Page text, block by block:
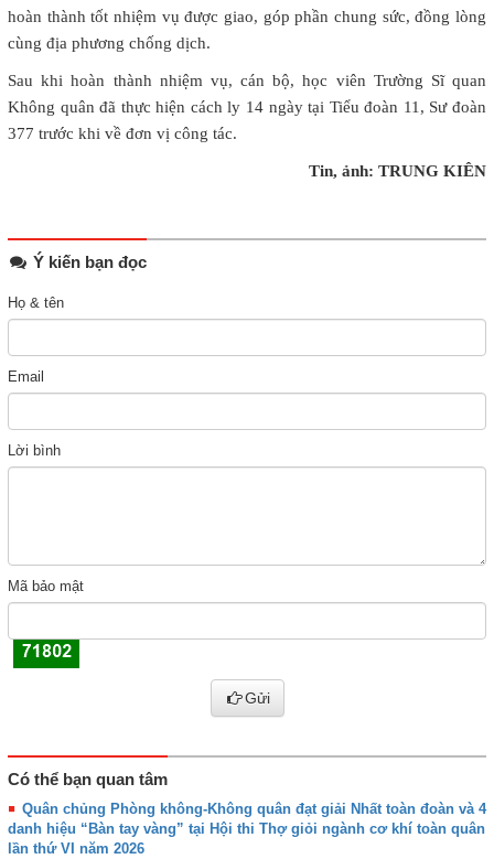
hoàn thành tốt nhiệm vụ được giao, góp phần chung sức, đồng lòng
cùng địa phương chống dịch.
Sau khi hoàn thành nhiệm vụ, cán bộ, học viên Trường Sĩ quan
Không quân đã thực hiện cách ly 14 ngày tại Tiểu đoàn 11, Sư đoàn
377 trước khi về đơn vị công tác.
Tin, ảnh: TRUNG KIÊN
Ý kiến bạn đọc
Họ & tên
Email
Lời bình
Mã bảo mật
Gửi
Có thể bạn quan tâm
Quân chủng Phòng không-Không quân đạt giải Nhất toàn đoàn và 4
danh hiệu “Bàn tay vàng” tại Hội thi Thợ giỏi ngành cơ khí toàn quân
lần thứ VI năm 2026